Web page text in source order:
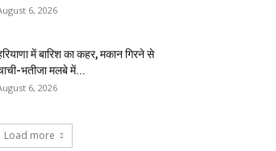
6, 2026
में बारिश का कहर, मकान गिरने से
भतीजा मलबे में...
6, 2026
Load more